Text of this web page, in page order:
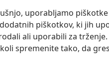
uporabljamo
piškotkov, ki jih
ali uporabili za
spremenite tako, da
pisma
Society of Pennsylvania.